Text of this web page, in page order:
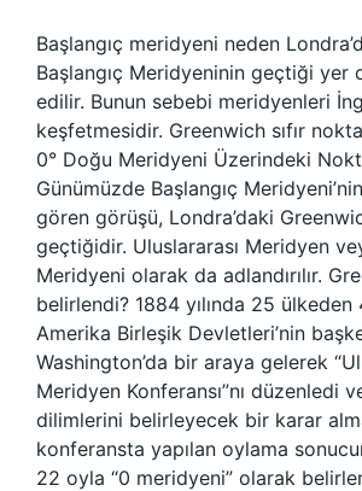
Başlangıç meridyeni neden
Başlangıç ​​Meridyeninin geçtiği yer
edilir. Bunun sebebi meridyenleri
keşfetmesidir. Greenwich sıfır
0° Doğu Meridyeni Üzerindeki
Günümüzde Başlangıç
gören görüşü, Londra’daki
geçtiğidir. Uluslararası Meridyen
Meridyeni olarak da adlandırılır.
belirlendi? 1884 yılında 25 ülkeden
Amerika Birleşik Devletleri’nin
Washington’da bir araya gelerek
Meridyen Konferansı”nı düzenledi
dilimlerini belirleyecek bir karar
konferansta yapılan oylama
22 oyla “0 meridyeni” olarak